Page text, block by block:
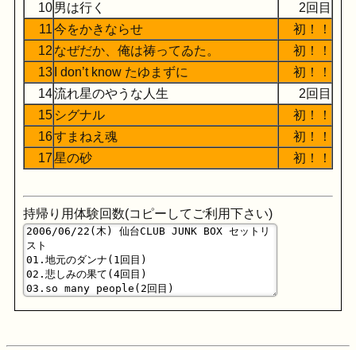
10男は行く
2回目
11今をかきならせ
初！！
12 なぜだか、俺は祷ってゐた。
初！！
13 I don’t know たゆまずに
初！！
14流れ星のやうな人生
2回目
15 シグナル
初！！
16すまねえ魂
初！！
17星の砂 初！！
持帰り用体験回数(コピーしてご利用下さい)